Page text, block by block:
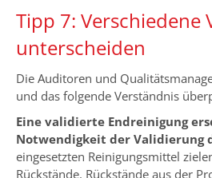
Tipp 7: Verschiedene
unterscheiden
Die Auditoren und
und das folgende Verständnis
Eine validierte Endreinigung
Notwendigkeit der Validierung
eingesetzten Reinigungsmittel
Rückstände. Rückstände aus der